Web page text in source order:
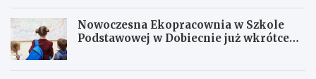
Nowoczesna Ekopracownia w Szkole
Podstawowej w Dobiecnie już wkrótce